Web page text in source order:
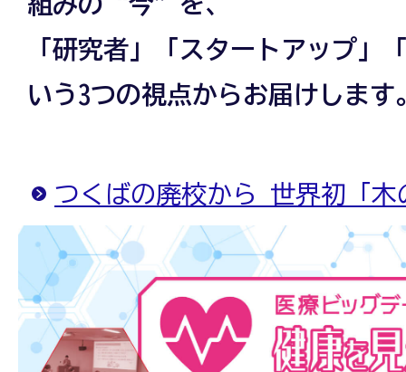
「研究者」「スタートアップ」
いう3つの視点からお届けします
つくばの廃校から 世界初「木